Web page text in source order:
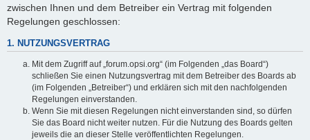
zwischen Ihnen und dem Betreiber ein Vertrag mit folgenden
Regelungen geschlossen:
1. NUTZUNGSVERTRAG
Mit dem Zugriff auf „forum.opsi.org“ (im Folgenden „das Board“)
schließen Sie einen Nutzungsvertrag mit dem Betreiber des Boards ab
(im Folgenden „Betreiber“) und erklären sich mit den nachfolgenden
Regelungen einverstanden.
Wenn Sie mit diesen Regelungen nicht einverstanden sind, so dürfen
Sie das Board nicht weiter nutzen. Für die Nutzung des Boards gelten
jeweils die an dieser Stelle veröffentlichten Regelungen.